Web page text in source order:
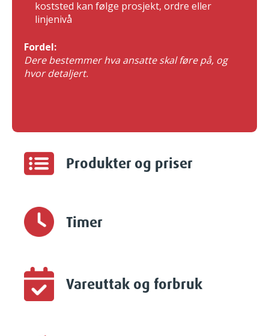
koststed kan følge prosjekt, ordre eller
linjenivå
Fordel:
Dere bestemmer hva ansatte skal føre på, og
hvor detaljert.
Produkter og priser
Timer
Vareuttak og forbruk